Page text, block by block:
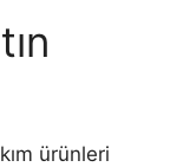
ürünleri